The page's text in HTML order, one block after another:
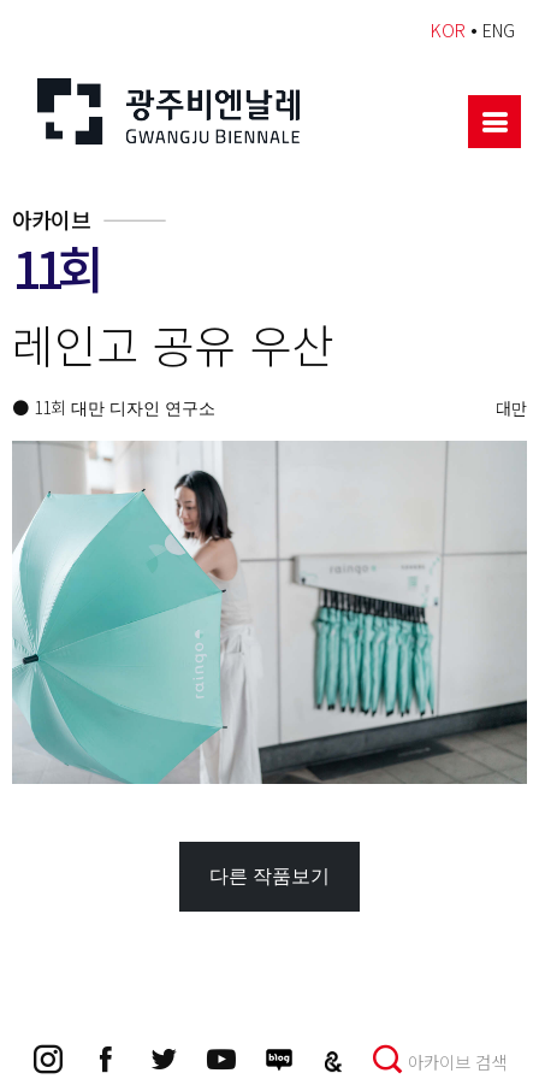
KOR • ENG
아카이브
11회
레인고 공유 우산
● 11회 대만 디자인 연구소 대만
다른 작품보기
아카이브 검색